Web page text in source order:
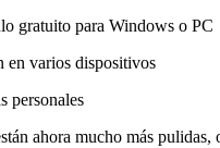
gratuito para Windows o PC
en varios dispositivos
personales
ahora mucho más